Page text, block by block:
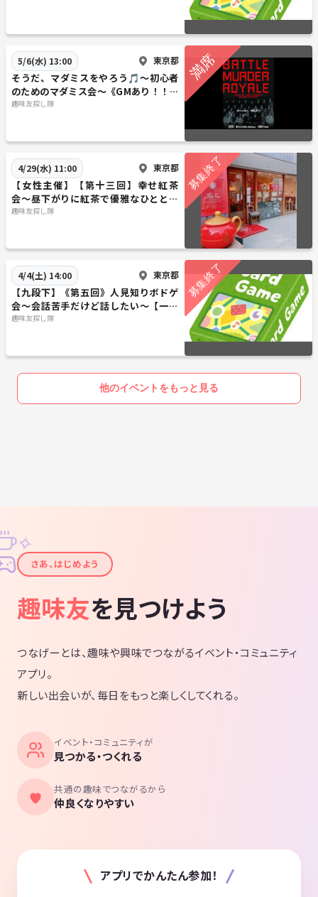
5/6(水) 13:00 東京都
そうだ、マダミスをやろう🎵～初心者
のためのマダミス会～《GMあり！！》
【初心者歓迎】【1人参加歓迎】【早割
趣味友探し隊
4/29(水) 11:00 東京都
【女性主催】【第十三回】幸せ紅茶
会〜昼下がりに紅茶で優雅なひととき
を〜《20代〜30代限定》【早割あり】
趣味友探し隊
4/4(土) 14:00 東京都
【九段下】《第五回》人見知りボドゲ
会～会話苦手だけど話したい～【一人
参加・初心者大歓迎】
趣味友探し隊
他のイベントをもっと見る
✦
✧
さあ、はじめよう
趣味友を見つけよう
つなげーとは、趣味や興味でつながるイベント・コミュニティ
アプリ。
新しい出会いが、毎日をもっと楽しくしてくれる。
イベント・コミュニティが
見つかる・つくれる
共通の趣味でつながるから
仲良くなりやすい
アプリでかんたん参加！